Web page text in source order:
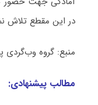
در این مقطع تلاش
منبع: گروه
مطالب پیشنهادی: